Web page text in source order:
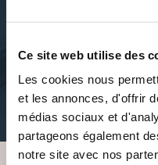
Ce site web utilise des
Les cookies nous
et les annonces, d'offrir
médias sociaux et
partageons également
notre site avec nos
science-fiction
9€89